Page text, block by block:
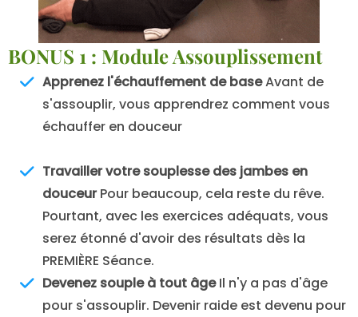
BONUS 1 : Module Assouplissement
Apprenez l'échauffement de baseAvant de
s'assouplir, vous apprendrez comment vous
échauffer en douceur
Travailler votre souplesse des jambes en
douceurPour beaucoup, cela reste du rêve.
Pourtant, avec les exercices adéquats, vous
serez étonné d'avoir des résultats dès la
PREMIÈRE Séance.
Devenez souple à tout âgeIl n'y a pas d'âge
pour s'assouplir. Devenir raide est devenu pour